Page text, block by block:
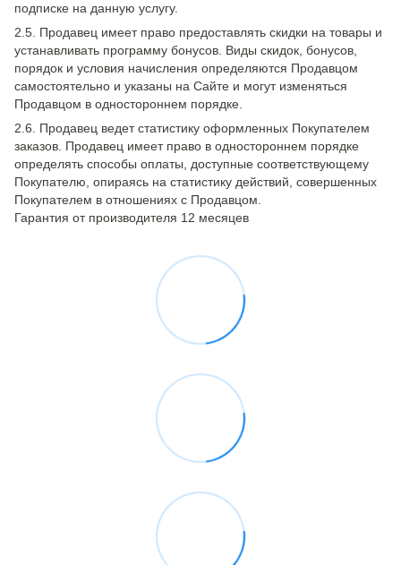
подписке на данную услугу.
2.5. Продавец имеет право предоставлять скидки на товары и
устанавливать программу бонусов. Виды скидок, бонусов,
порядок и условия начисления определяются Продавцом
самостоятельно и указаны на Сайте и могут изменяться
Продавцом в одностороннем порядке.
2.6. Продавец ведет статистику оформленных Покупателем
заказов. Продавец имеет право в одностороннем порядке
определять способы оплаты, доступные соответствующему
Покупателю, опираясь на статистику действий, совершенных
Покупателем в отношениях с Продавцом.
Гарантия от производителя 12 месяцев